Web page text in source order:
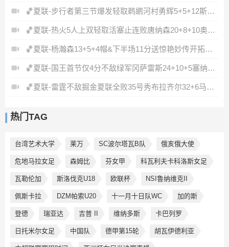
🏀夏联-步行者第三节爆发轻取鹈鹕河村勇辉5+5+12斯劳森22分
🏀夏联-热火5人上双轻取活塞止连败唐纳森20+8+10奥科里27分
🏀夏联-杨瀚森13+5+4帽&下半场11分送惊艳妙传开拓者力克掘金
🏀夏联-国王首节仅4分不敌绿军冈萨雷斯24+10+5塞纳克10+12
🏀夏联-雷霆不敌掘金夏联全败35号秀布拉齐尔32+6马拉14+7+6
热门TAG
台湾艺术大学 莱万 SC波尔塔瓦B队 俄亥俄大使
危地马拉女足 森姆比 芬女甲 科瓦利夫卡科洛斯女足
瓦勒伦加 斯洛伐克U18 欧联杯 NSI鲁纳维克II
佩斯卡拉 DZM帕索U20 十一月十日队WC 加的斯
登德 瑞亚达 吉普 II 维纳多斯 卡巴列罗
日托米尔女足 中国队 德甲第15轮 胡瓦伊德利亚